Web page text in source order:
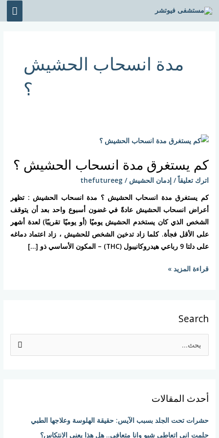
تخطي
إلى
مدة انسحاب الحشيش
؟
كم يستغرق مدة انسحاب الحشيش ؟
اترك تعليقاً /إدمان الحشيش /
thefutureeg
كم يستغرق مدة انسحاب الحشيش ؟ مدة انسحاب الحشيش : تظهر
أعراض انسحاب الحشيش عادةً في غضون أسبوع واحد بعد أن يتوقف
الشخص الذي كان يستخدم الحشيش يوميًا (أو يوميًا تقريبًا) لعدة أشهر
على الأقل فجأة. كلما زاد تدخين الشخص للحشيش ، زاد اعتماد دماغه
على دلتا 9 رباعي هيدروكانيبول (THC) – المكون الأساسي ذو […]
كم
مدة
انسحاب
الحشيش
؟
قراءة المزيد »
Search
ث
ن
أحدث المقالات
حشرات تحت الجلد بسبب الآيس: حقيقة الهلوسة وعلاجها الطبي
حلمت اني اتعاطى شبو وانا متعافي.. هل هذا يعني الانتكاس؟